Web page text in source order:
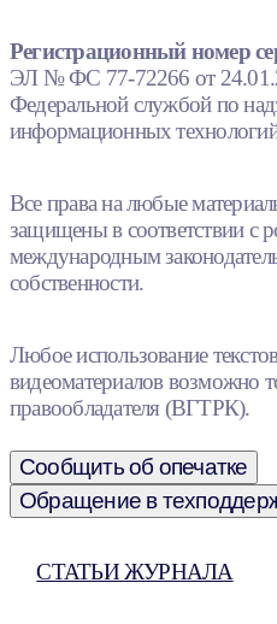
Регистрационный номер
ЭЛ № ФС 77-72266 от
Федеральной службой по
информационных
Все права на любые
защищены в соответствии с
международным
собственности.
Любое использование
видеоматериалов возможно
правообладателя (ВГТРК).
Сообщить об опечатке
Обращение в
СТАТЬИ ЖУРНАЛА